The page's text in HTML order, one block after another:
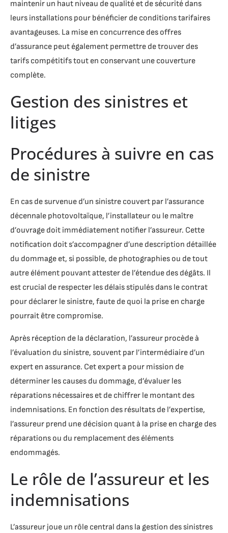
maintenir un haut niveau de qualité et de sécurité dans
leurs installations pour bénéficier de conditions tarifaires
avantageuses. La mise en concurrence des offres
d’assurance peut également permettre de trouver des
tarifs compétitifs tout en conservant une couverture
complète.
Gestion des sinistres et
litiges
Procédures à suivre en cas
de sinistre
En cas de survenue d’un sinistre couvert par l’assurance
décennale photovoltaïque, l’installateur ou le maître
d’ouvrage doit immédiatement notifier l’assureur. Cette
notification doit s’accompagner d’une description détaillée
du dommage et, si possible, de photographies ou de tout
autre élément pouvant attester de l’étendue des dégâts. Il
est crucial de respecter les délais stipulés dans le contrat
pour déclarer le sinistre, faute de quoi la prise en charge
pourrait être compromise.
Après réception de la déclaration, l’assureur procède à
l’évaluation du sinistre, souvent par l’intermédiaire d’un
expert en assurance. Cet expert a pour mission de
déterminer les causes du dommage, d’évaluer les
réparations nécessaires et de chiffrer le montant des
indemnisations. En fonction des résultats de l’expertise,
l’assureur prend une décision quant à la prise en charge des
réparations ou du remplacement des éléments
endommagés.
Le rôle de l’assureur et les
indemnisations
L’assureur joue un rôle central dans la gestion des sinistres